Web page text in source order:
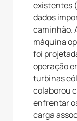
existentes
dados
caminhão.
máquina
foi
operação
turbinas
colaborou
enfrentar
carga